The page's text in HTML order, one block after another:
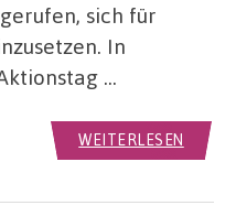
sich für
In
…
WEITERLESEN